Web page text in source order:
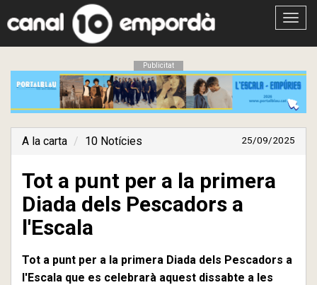
Obrir
Publicitat
A la carta 10 Notícies 25/09/2025
Tot a punt per a la primera
Diada dels Pescadors a
l'Escala
Tot a punt per a la primera Diada dels Pescadors a
l'Escala que es celebrarà aquest dissabte a les